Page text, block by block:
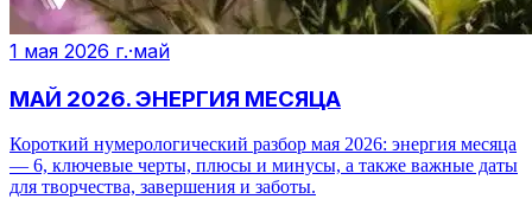
1 мая 2026 г.·май
МАЙ 2026. ЭНЕРГИЯ МЕСЯЦА
Короткий нумерологический разбор мая 2026: энергия месяца
— 6, ключевые черты, плюсы и минусы, а также важные даты
для творчества, завершения и заботы.